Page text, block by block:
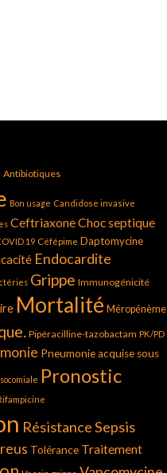
Antibiotiques
Bon usage Candidose invasive
CeftriaxoneChoc septique
19 Céfépime Daptomycine
Endocardite
Grippe Immunogénicité
Mortalité Méropénème
Pipéracilline-tazobactam PK/PD
Pneumonie acquise sous
Pronostic
RésistanceSepsis
Tolérance Traitement